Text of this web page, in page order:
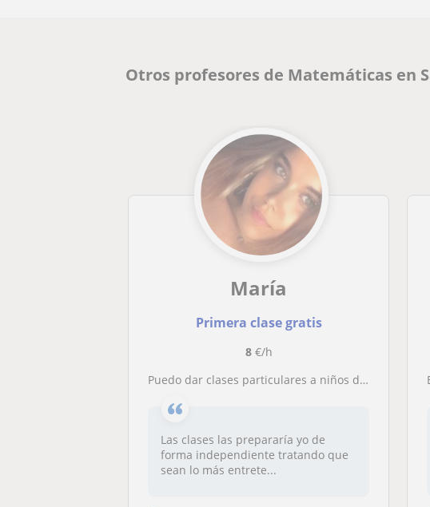
Otros profesores de Matemáticas en
María
Primera clase gratis
8€/h
Puedo dar clases particulares a niños de primaria.
Las clases las prepararía yo de
forma independiente tratando que
sean lo más entrete...